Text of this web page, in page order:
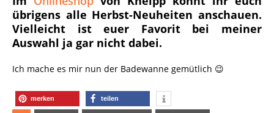
übrigens alle Herbst-Neuheiten anschauen.
Vielleicht ist euer Favorit bei meiner
Auswahl ja gar nicht dabei.
Ich mache es mir nun der Badewanne gemütlich 😉
merken teilen